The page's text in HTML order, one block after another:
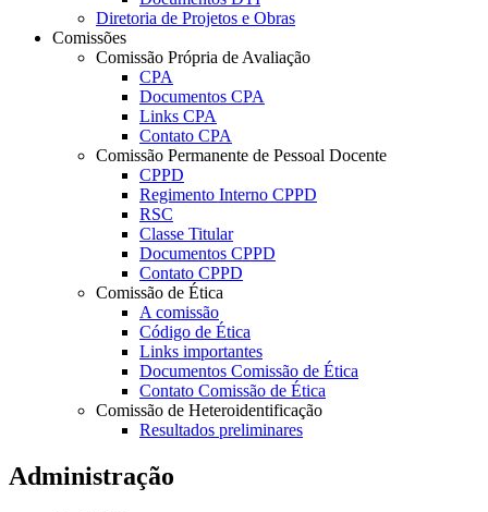
Diretoria de Projetos e Obras
Comissões
Comissão Própria de Avaliação
CPA
Documentos CPA
Links CPA
Contato CPA
Comissão Permanente de Pessoal Docente
CPPD
Regimento Interno CPPD
RSC
Classe Titular
Documentos CPPD
Contato CPPD
Comissão de Ética
A comissão
Código de Ética
Links importantes
Documentos Comissão de Ética
Contato Comissão de Ética
Comissão de Heteroidentificação
Resultados preliminares
Administração